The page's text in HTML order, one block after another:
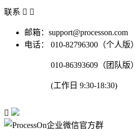
联系  
邮箱：support@processon.com
电话：
010-82796300（个人版）
010-86393609（团队版）
(工作日 9:30-18:30)
